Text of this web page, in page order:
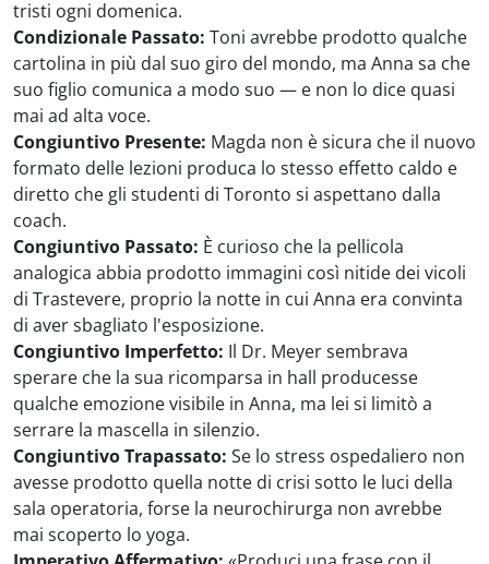
tristi ogni domenica.
Condizionale Passato: Toni avrebbe prodotto qualche
cartolina in più dal suo giro del mondo, ma Anna sa che
suo figlio comunica a modo suo — e non lo dice quasi
mai ad alta voce.
Congiuntivo Presente: Magda non è sicura che il nuovo
formato delle lezioni produca lo stesso effetto caldo e
diretto che gli studenti di Toronto si aspettano dalla
coach.
Congiuntivo Passato: È curioso che la pellicola
analogica abbia prodotto immagini così nitide dei vicoli
di Trastevere, proprio la notte in cui Anna era convinta
di aver sbagliato l'esposizione.
Congiuntivo Imperfetto: Il Dr. Meyer sembrava
sperare che la sua ricomparsa in hall producesse
qualche emozione visibile in Anna, ma lei si limitò a
serrare la mascella in silenzio.
Congiuntivo Trapassato: Se lo stress ospedaliero non
avesse prodotto quella notte di crisi sotto le luci della
sala operatoria, forse la neurochirurga non avrebbe
mai scoperto lo yoga.